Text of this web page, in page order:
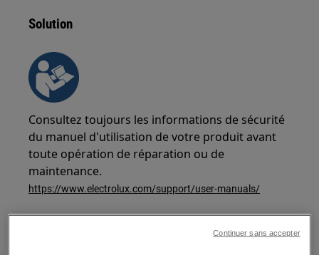
Solution
Consultez toujours les informations de sécurité
du manuel d'utilisation de votre produit avant
toute opération de réparation ou de
maintenance.
https://www.electrolux.com/support/user-manuals/
Continuer sans accepter